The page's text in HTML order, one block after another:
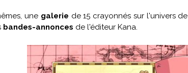
une galerie de 15 crayonnés sur l'univers de
bandes-annonces de l'éditeur Kana.